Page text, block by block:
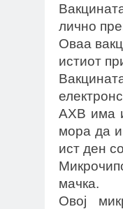
лично
Оваа
истиот
АХВ има
мора да
ист ден
мачка.
Овој